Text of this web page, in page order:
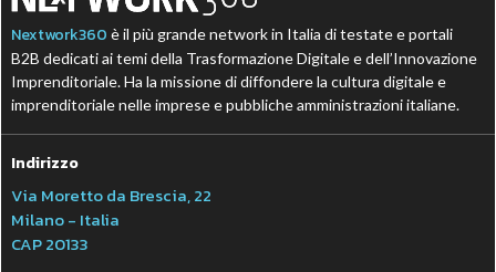
Nextwork360 è il più grande network in Italia di testate e portali
B2B dedicati ai temi della Trasformazione Digitale e dell’Innovazione
Imprenditoriale. Ha la missione di diffondere la cultura digitale e
imprenditoriale nelle imprese e pubbliche amministrazioni italiane.
Indirizzo
Via Moretto da Brescia, 22
Milano - Italia
CAP 20133